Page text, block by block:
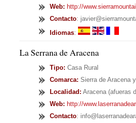
Web: http://
Contacto:
Idiomas:
La Serrana de Aracena
Tipo: Casa Rural
Comarca: Sierra de Aracena
Localidad: Aracena (afueras
Web: http://
Contacto: